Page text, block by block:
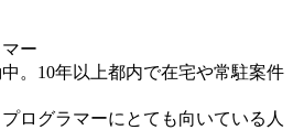
ー
。10年以上都内で在宅や常駐案件
ログラマーにとても向いている人